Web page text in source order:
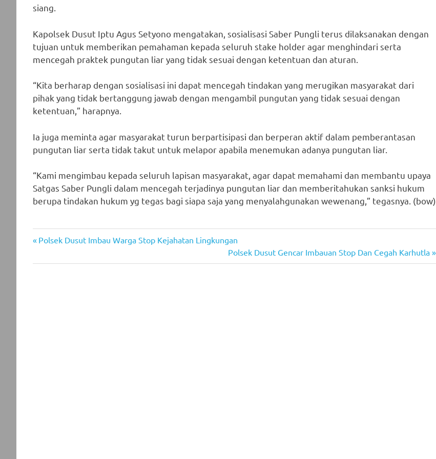
siang.
Kapolsek Dusut Iptu Agus Setyono mengatakan, sosialisasi Saber Pungli terus dilaksanakan dengan
tujuan untuk memberikan pemahaman kepada seluruh stake holder agar menghindari serta
mencegah praktek pungutan liar yang tidak sesuai dengan ketentuan dan aturan.
“Kita berharap dengan sosialisasi ini dapat mencegah tindakan yang merugikan masyarakat dari
pihak yang tidak bertanggung jawab dengan mengambil pungutan yang tidak sesuai dengan
ketentuan,” harapnya.
Ia juga meminta agar masyarakat turun berpartisipasi dan berperan aktif dalam pemberantasan
pungutan liar serta tidak takut untuk melapor apabila menemukan adanya pungutan liar.
“Kami mengimbau kepada seluruh lapisan masyarakat, agar dapat memahami dan membantu upaya
Satgas Saber Pungli dalam mencegah terjadinya pungutan liar dan memberitahukan sanksi hukum
berupa tindakan hukum yg tegas bagi siapa saja yang menyalahgunakan wewenang,” tegasnya. (bow)
Post
navigation
Previous
Polsek Dusut Imbau Warga Stop Kejahatan Lingkungan
Next
Post:
Polsek Dusut Gencar Imbauan Stop Dan Cegah Karhutla